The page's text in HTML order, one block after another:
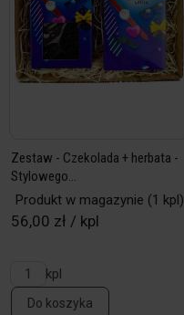
Zestaw - Czekolada + herbata -
Stylowego...
Produkt w magazynie (1 kpl)
56,00 zł / kpl
kpl
Do koszyka